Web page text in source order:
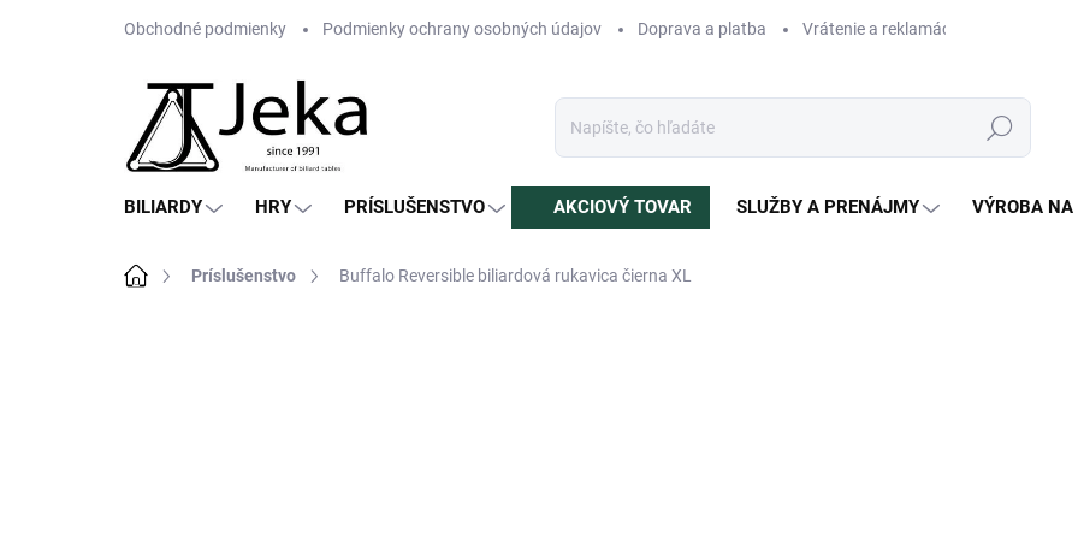
Obchodné podmienky Podmienky ochrany osobných údajov Doprava a platba Vrátenie a reklamácia
Hľadať
BILIARDY HRY PRÍSLUŠENSTVO AKCIOVÝ TOVAR SLUŽBY A PRENÁJMY VÝROBA NA
DomovPríslušenstvo Buffalo Reversible biliardová rukavica čierna XL